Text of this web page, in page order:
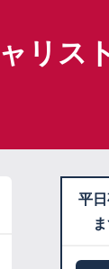
リス
平